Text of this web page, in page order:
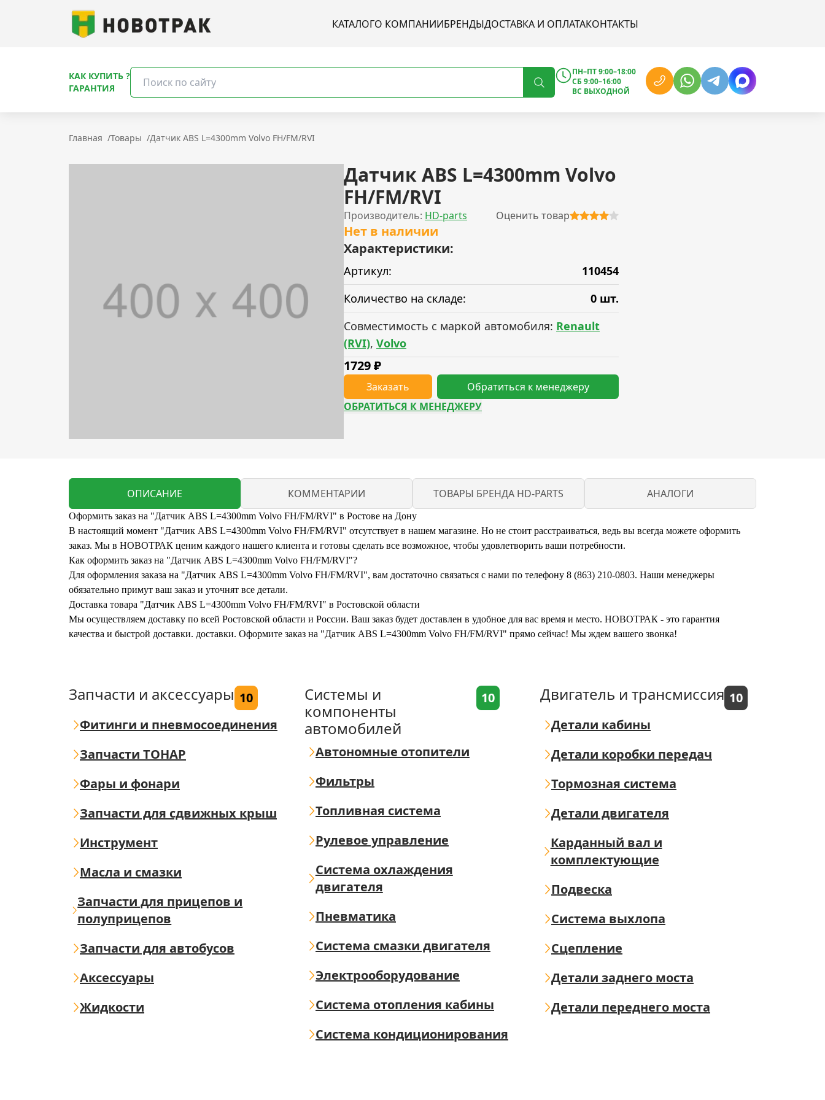
КАТАЛОГО КОМПАНИИБРЕНДЫДОСТАВКА И ОПЛАТАКОНТАКТЫ
КАК КУПИТЬ ?
ГАРАНТИЯ
ПН–ПТ 9:00–18:00
СБ 9:00–16:00
ВС ВЫХОДНОЙ
Главная /Товары /Датчик ABS L=4300mm Volvo FH/FM/RVI
Датчик ABS L=4300mm Volvo
FH/FM/RVI
Производитель: HD-parts Оценить товар
Нет в наличии
Характеристики:
Артикул:
110454
Количество на складе:
0 шт.
Совместимость с маркой автомобиля: Renault
(RVI), Volvo
1729₽
Заказать
Обратиться к менеджеру
ОБРАТИТЬСЯ К МЕНЕДЖЕРУ
ОПИСАНИЕ КОММЕНТАРИИ ТОВАРЫ БРЕНДА HD-PARTS АНАЛОГИ
Оформить заказ на "Датчик ABS L=4300mm Volvo FH/FM/RVI" в Ростове на Дону
В настоящий момент "Датчик ABS L=4300mm Volvo FH/FM/RVI" отсутствует в нашем магазине. Но не стоит расстраиваться, ведь вы всегда можете оформить
заказ. Мы в НОВОТРАК ценим каждого нашего клиента и готовы сделать все возможное, чтобы удовлетворить ваши потребности.
Как оформить заказ на "Датчик ABS L=4300mm Volvo FH/FM/RVI"?
Для оформления заказа на "Датчик ABS L=4300mm Volvo FH/FM/RVI", вам достаточно связаться с нами по телефону 8 (863) 210-0803. Наши менеджеры
обязательно примут ваш заказ и уточнят все детали.
Доставка товара "Датчик ABS L=4300mm Volvo FH/FM/RVI" в Ростовской области
Мы осуществляем доставку по всей Ростовской области и России. Ваш заказ будет доставлен в удобное для вас время и место. НОВОТРАК - это гарантия
качества и быстрой доставки. доставки. Оформите заказ на "Датчик ABS L=4300mm Volvo FH/FM/RVI" прямо сейчас! Мы ждем вашего звонка!
Запчасти и аксессуары 10
Фитинги и пневмосоединения
Запчасти ТОНАР
Фары и фонари
Запчасти для сдвижных крыш
Инструмент
Масла и смазки
Запчасти для прицепов и
полуприцепов
Запчасти для автобусов
Аксессуары
Жидкости
Системы и
компоненты
автомобилей
10
Автономные отопители
Фильтры
Топливная система
Рулевое управление
Система охлаждения
двигателя
Пневматика
Система смазки двигателя
Электрооборудование
Система отопления кабины
Система кондиционирования
Двигатель и трансмиссия 10
Детали кабины
Детали коробки передач
Тормозная система
Детали двигателя
Карданный вал и
комплектующие
Подвеска
Система выхлопа
Сцепление
Детали заднего моста
Детали переднего моста